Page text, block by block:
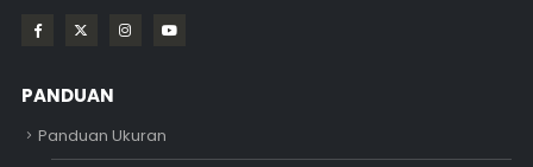
PANDUAN
Panduan Ukuran